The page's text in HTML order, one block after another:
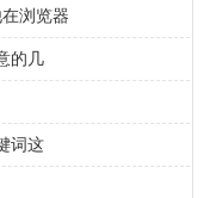
浏览器
的几
词这